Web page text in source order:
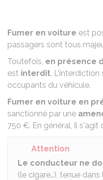
Fumer en voiture est
passagers sont tous
Toutefois, en présence
est interdit. L'interdiction
occupants du véhicule.
Fumer en voiture en
sanctionné par une
750 €. En général, il
Attention
Le conducteur ne
(le cigare…), tenue